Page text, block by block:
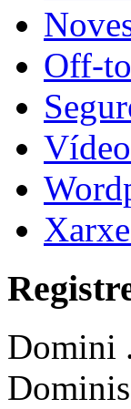
Off-
Domini